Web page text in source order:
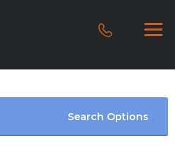
Search Options